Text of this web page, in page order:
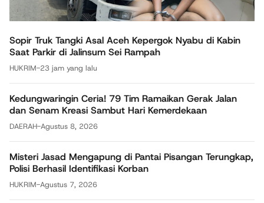
Sopir Truk Tangki Asal Aceh Kepergok Nyabu di Kabin
Saat Parkir di Jalinsum Sei Rampah
HUKRIM-23 jam yang lalu
Kedungwaringin Ceria! 79 Tim Ramaikan Gerak Jalan
dan Senam Kreasi Sambut Hari Kemerdekaan
DAERAH-Agustus 8, 2026
Misteri Jasad Mengapung di Pantai Pisangan Terungkap,
Polisi Berhasil Identifikasi Korban
HUKRIM-Agustus 7, 2026